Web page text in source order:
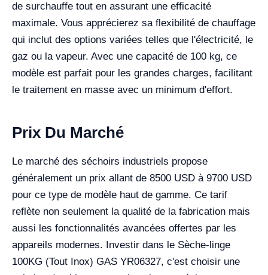
de surchauffe tout en assurant une efficacité
maximale. Vous apprécierez sa flexibilité de chauffage
qui inclut des options variées telles que l'électricité, le
gaz ou la vapeur. Avec une capacité de 100 kg, ce
modèle est parfait pour les grandes charges, facilitant
le traitement en masse avec un minimum d'effort.
Prix Du Marché
Le marché des séchoirs industriels propose
généralement un prix allant de 8500 USD à 9700 USD
pour ce type de modèle haut de gamme. Ce tarif
reflète non seulement la qualité de la fabrication mais
aussi les fonctionnalités avancées offertes par les
appareils modernes. Investir dans le Sèche-linge
100KG (Tout Inox) GAS YR06327, c'est choisir une